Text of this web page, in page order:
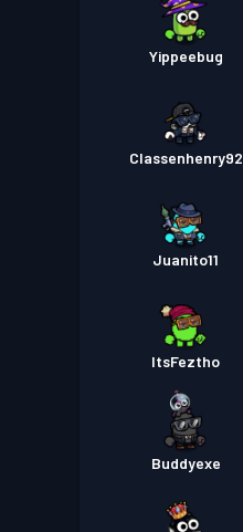
Yippeebug
Classenhenry92
Juanito11
ItsFeztho
Buddyexe